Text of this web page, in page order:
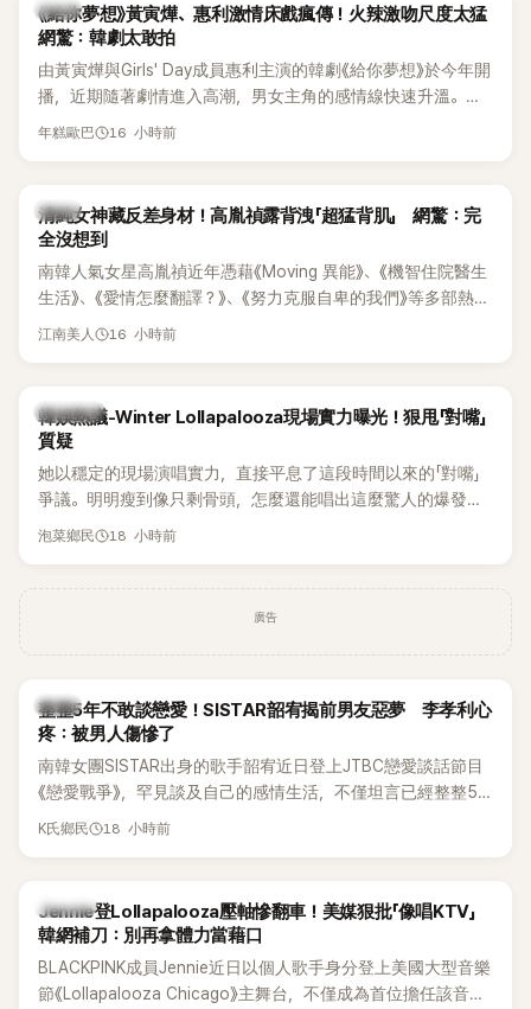
韓劇
《給你夢想》黃寅燁、惠利激情床戲瘋傳！火辣激吻尺度太猛
網驚：韓劇太敢拍
由黃寅燁與Girls' Day成員惠利主演的韓劇《給你夢想》於今年開
播，近期隨著劇情進入高潮，男女主角的感情線快速升溫。最
新播出的第8集不僅上演火辣吻戲，更接連出現床戲橋段，讓
年糕歐巴 16 小時前
韓星
清純女神藏反差身材！高胤禎露背洩「超猛背肌」 網驚：完
全沒想到
南韓人氣女星高胤禎近年憑藉《Moving 異能》、《機智住院醫生
生活》、《愛情怎麼翻譯？》、《努力克服自卑的我們》等多部熱門
作品，躍升為韓劇新一代女神代表，不僅演技備受肯定，精緻
細身材下的超狂背肌與肩膀線條，反差感十足，讓不少網友看
傻直呼：「原來她身材這麼猛！」
江南美人 16 小時前
熱議討論
韓娛熱議-Winter Lollapalooza現場實力曝光！狠甩「對嘴」
質疑
她以穩定的現場演唱實力，直接平息了這段時間以來的「對嘴」
爭議。明明瘦到像只剩骨頭，怎麼還能唱出這麼驚人的爆發力
和音量？
泡菜鄉民 18 小時前
廣告
韓星
整整5年不敢談戀愛！SISTAR韶宥揭前男友惡夢 李孝利心
疼：被男人傷慘了
南韓女團SISTAR出身的歌手韶宥近日登上JTBC戀愛談話節目
《戀愛戰爭》，罕見談及自己的感情生活，不僅坦言已經整整5
年沒有談戀愛，更首度透露空窗至今的原因，全與上一段戀情
K氏鄉民 18 小時前
K-POP
Jennie登Lollapalooza壓軸慘翻車！美媒狠批「像唱KTV」
韓網補刀：別再拿體力當藉口
BLACKPINK成員Jennie近日以個人歌手身分登上美國大型音樂
節《Lollapalooza Chicago》主舞台，不僅成為首位擔任該音樂